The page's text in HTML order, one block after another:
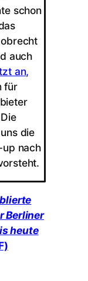
schon
auch
an,
für
die
up nach
Berliner
heute